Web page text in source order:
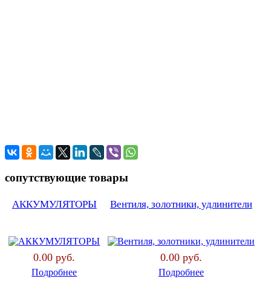
сопутствующие товары
АККУМУЛЯТОРЫ
0.00 руб.
Подробнее
Вентиля, золотники, удлинители
0.00 руб.
Подробнее